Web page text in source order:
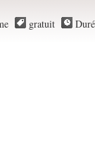
gratuit